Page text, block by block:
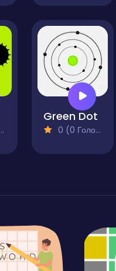
Green Dot
0 (0 Голосів)